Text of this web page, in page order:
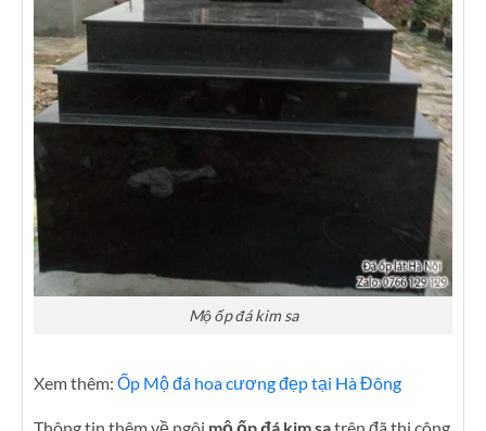
Mộ ốp đá kim sa
Xem thêm: Ốp Mộ đá hoa cương đẹp tại Hà Đông